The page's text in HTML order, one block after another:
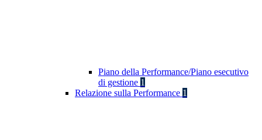
Piano della Performance/Piano esecutivo
di gestione 1
Relazione sulla Performance 1